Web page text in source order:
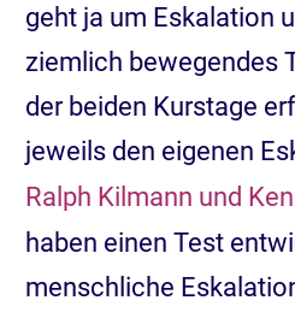
geht ja um Eskalation
ziemlich bewegendes
der beiden Kurstage
jeweils den eigenen
Ralph Kilmann und
haben einen Test
menschliche